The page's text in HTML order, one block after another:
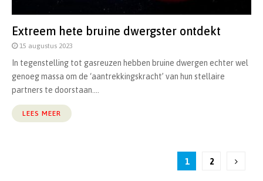
Extreem hete bruine dwergster ontdekt
15 augustus 2023
In tegenstelling tot gasreuzen hebben bruine dwergen echter wel
genoeg massa om de ‘aantrekkingskracht’ van hun stellaire
partners te doorstaan....
LEES MEER
1 2